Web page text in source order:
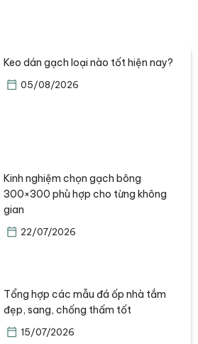
Keo dán gạch loại nào tốt hiện nay?
05/08/2026
Kinh nghiệm chọn gạch bông
300×300 phù hợp cho từng không
gian
22/07/2026
Tổng hợp các mẫu đá ốp nhà tắm
đẹp, sang, chống thấm tốt
15/07/2026